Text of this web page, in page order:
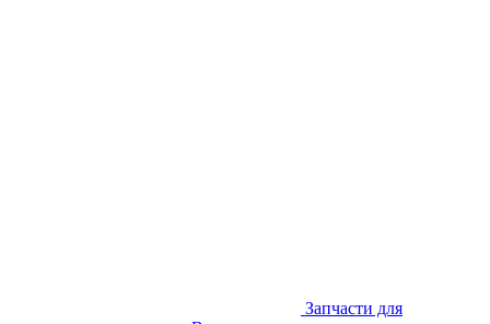
Запчасти для